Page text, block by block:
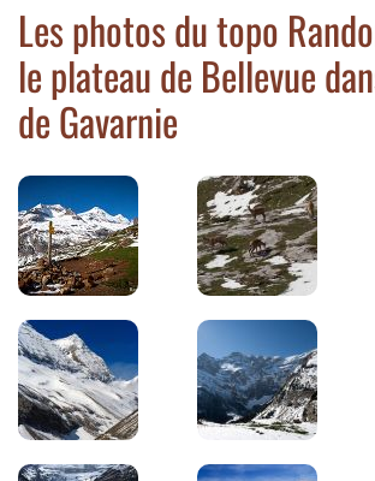
Les photos du topo
le plateau de Bellevue
de Gavarnie